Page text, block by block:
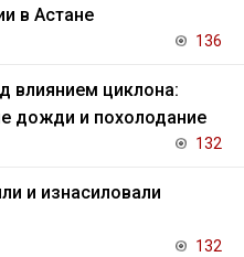
в Астане
136
влиянием циклона:
дожди и похолодание
132
и изнасиловали
132